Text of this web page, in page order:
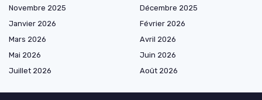
Novembre 2025
Décembre 2025
Janvier 2026
Février 2026
Mars 2026
Avril 2026
Mai 2026
Juin 2026
Juillet 2026
Août 2026